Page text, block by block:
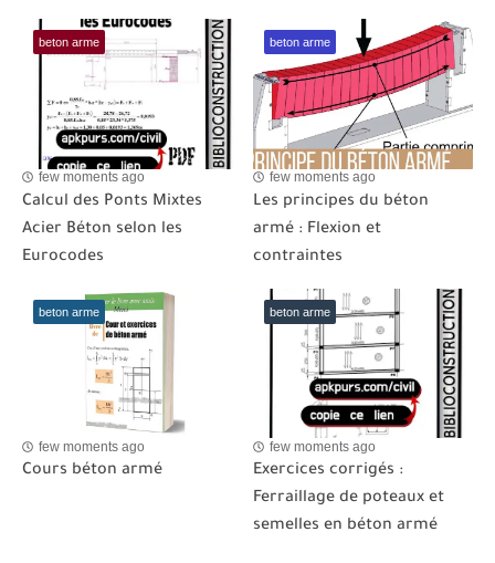
beton arme
few moments ago
Calcul des Ponts Mixtes
Acier Béton selon les
Eurocodes
beton arme
few moments ago
Les principes du béton
armé : Flexion et
contraintes
beton arme
few moments ago
Cours béton armé
beton arme
few moments ago
Exercices corrigés :
Ferraillage de poteaux et
semelles en béton armé